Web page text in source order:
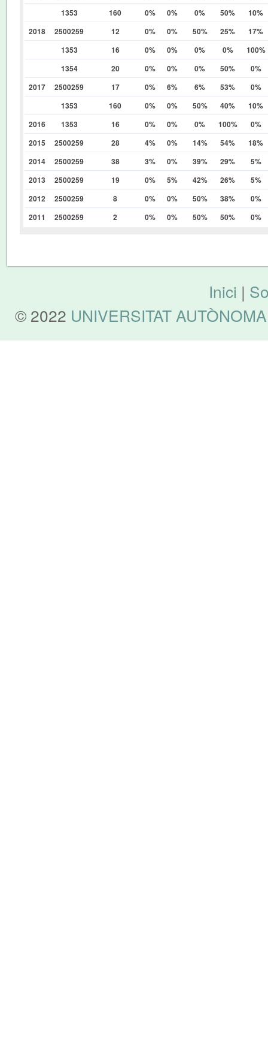
1353
160 0% 0% 0% 50%
10%
2018
2500259 12 0% 0% 50% 25%
17%
1353
16 0% 0% 0% 0%
100%
1354
20 0% 0% 0% 50%
0%
2017
2500259 17 0% 6% 6% 53%
0%
1353
160 0% 0% 50% 40%
10%
2016
1353 16 0% 0% 0% 100%
0%
2015
2500259 28 4% 0% 14% 54%
18%
2014
2500259 38 3% 0% 39% 29%
5%
2013
2500259 19 0% 5% 42% 26%
5%
2012
2500259 8 0% 0% 50% 38%
0%
2011
2500259 2 0% 0% 50% 50% 0%
Inici |
© 2022 UNIVERSITAT